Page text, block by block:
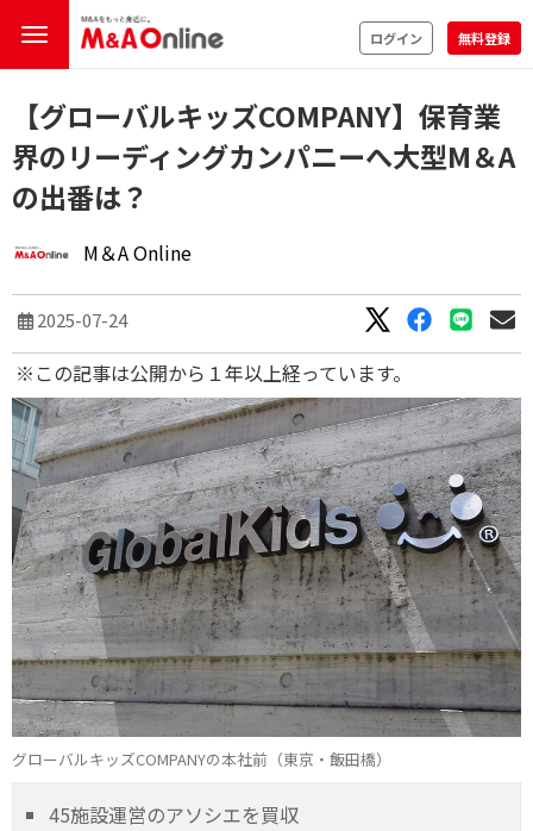
ログイン 無料登録
【グローバルキッズCOMPANY】保育業
界のリーディングカンパニーへ大型M＆A
の出番は？
M＆A Online
2025-07-24
※この記事は公開から１年以上経っています。
グローバルキッズCOMPANYの本社前（東京・飯田橋）
45施設運営のアソシエを買収